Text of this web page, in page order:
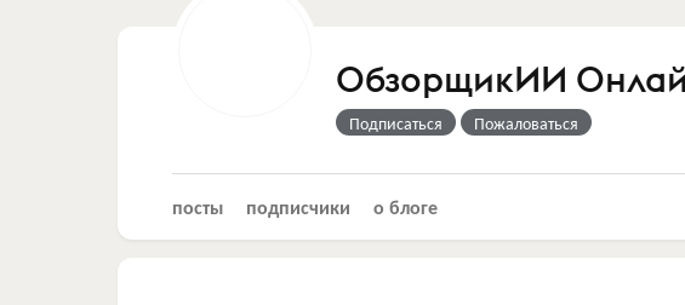
ОбзорщикИИ
Подписаться Пожаловаться
посты подписчики о блоге